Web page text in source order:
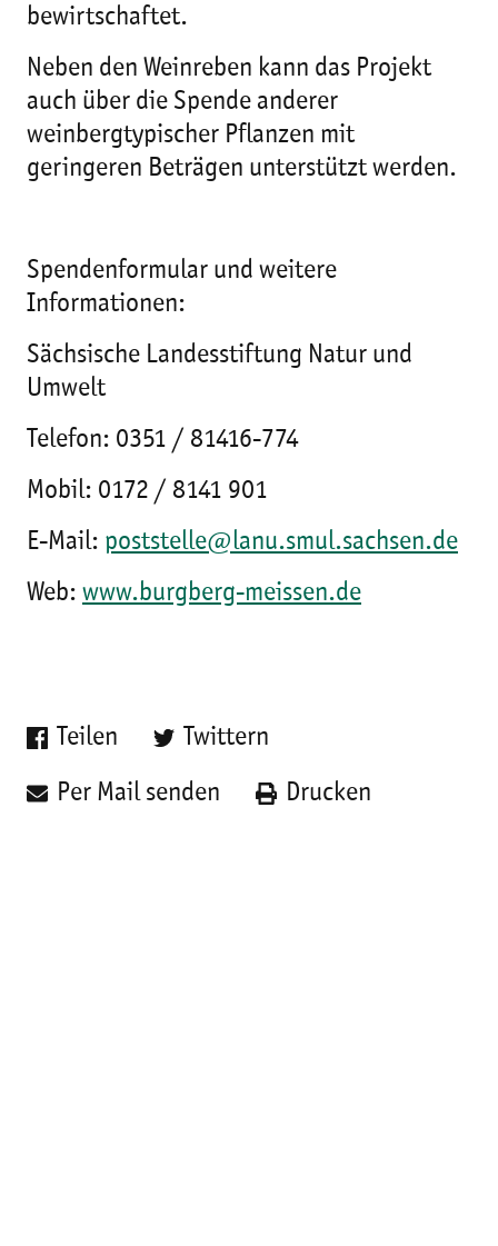
bewirtschaftet.
Neben den Weinreben kann das Projekt
auch über die Spende anderer
weinbergtypischer Pflanzen mit
geringeren Beträgen unterstützt werden.
Spendenformular und weitere
Informationen:
Sächsische Landesstiftung Natur und
Umwelt
Telefon: 0351 / 81416-774
Mobil: 0172 / 8141 901
E-Mail: poststelle@lanu.smul.sachsen.de
Web: www.burgberg-meissen.de
Teilen Twittern
Per Mail senden Drucken